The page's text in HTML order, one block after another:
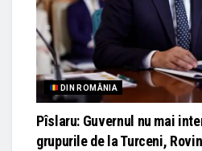
DIN ROMÂNIA
Pîslaru: Guvernul nu mai
grupurile de la Turceni,